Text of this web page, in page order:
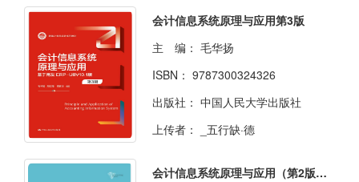
会计信息系统原理与应用第3版
主 编： 毛华扬
ISBN： 9787300324326
出版社： 中国人民大学出版社
上传者：
_五行缺·德
会计信息系统原理与应用（第2版）(21世纪会计系列教材)